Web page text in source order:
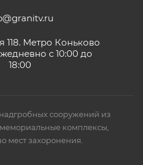
Метро Коньково
с 10:00 до
18:00
сооружений из
комплексы,
мест захоронения.